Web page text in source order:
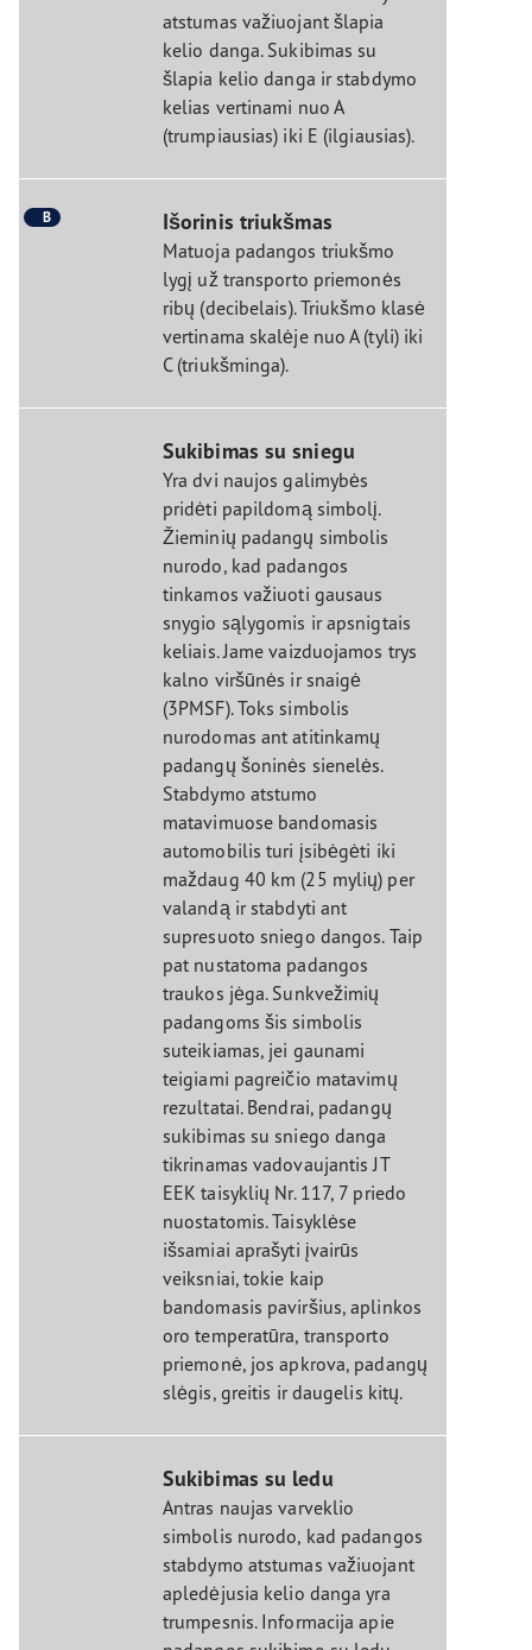
atstumas važiuojant šlapia
kelio danga. Sukibimas su
šlapia kelio danga ir stabdymo
kelias vertinami nuo A
(trumpiausias) iki E (ilgiausias).
B Išorinis triukšmas
Matuoja padangos triukšmo
lygį už transporto priemonės
ribų (decibelais). Triukšmo klasė
vertinama skalėje nuo A (tyli) iki
C (triukšminga).
Sukibimas su sniegu
Yra dvi naujos galimybės
pridėti papildomą simbolį.
Žieminių padangų simbolis
nurodo, kad padangos
tinkamos važiuoti gausaus
snygio sąlygomis ir apsnigtais
keliais. Jame vaizduojamos trys
kalno viršūnės ir snaigė
(3PMSF). Toks simbolis
nurodomas ant atitinkamų
padangų šoninės sienelės.
Stabdymo atstumo
matavimuose bandomasis
automobilis turi įsibėgėti iki
maždaug 40 km (25 mylių) per
valandą ir stabdyti ant
supresuoto sniego dangos. Taip
pat nustatoma padangos
traukos jėga. Sunkvežimių
padangoms šis simbolis
suteikiamas, jei gaunami
teigiami pagreičio matavimų
rezultatai. Bendrai, padangų
sukibimas su sniego danga
tikrinamas vadovaujantis JT
EEK taisyklių Nr. 117, 7 priedo
nuostatomis. Taisyklėse
išsamiai aprašyti įvairūs
veiksniai, tokie kaip
bandomasis paviršius, aplinkos
oro temperatūra, transporto
priemonė, jos apkrova, padangų
slėgis, greitis ir daugelis kitų.
Sukibimas su ledu
Antras naujas varveklio
simbolis nurodo, kad padangos
stabdymo atstumas važiuojant
apledėjusia kelio danga yra
trumpesnis. Informacija apie